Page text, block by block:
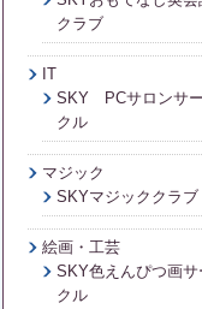
クラブ
IT
SKY PCサロンサー
クル
マジック
SKYマジッククラブ
絵画・工芸
SKY色えんぴつ画サ
クル